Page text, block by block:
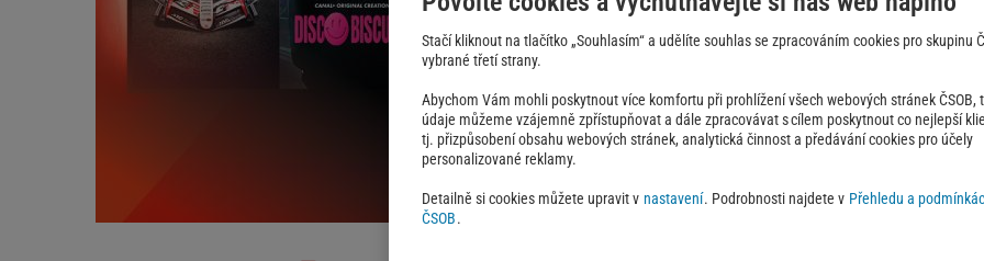
Balíček KOMBI+ nabízí 95
přenosů,jako jsou turnaje WTA,
mistrů nebo Formule 1.
CANAL+. Měsíc sledování
Stačí kliknout na tlačítko „Souhlasím“ a udělíte souhlas se zpracováním cookies pro skupinu
vybrané třetí strany.
Abychom Vám mohli poskytnout více komfortu při prohlížení všech webových stránek ČSOB,
údaje můžeme vzájemně zpřístupňovat a dále zpracovávat s cílem poskytnout co nejlepší
tj. přizpůsobení obsahu webových stránek, analytická činnost a předávání cookies pro účely
personalizované reklamy.
Detailně si cookies můžete upravit v nastavení. Podrobnosti najdete v Přehledu a
ČSOB.